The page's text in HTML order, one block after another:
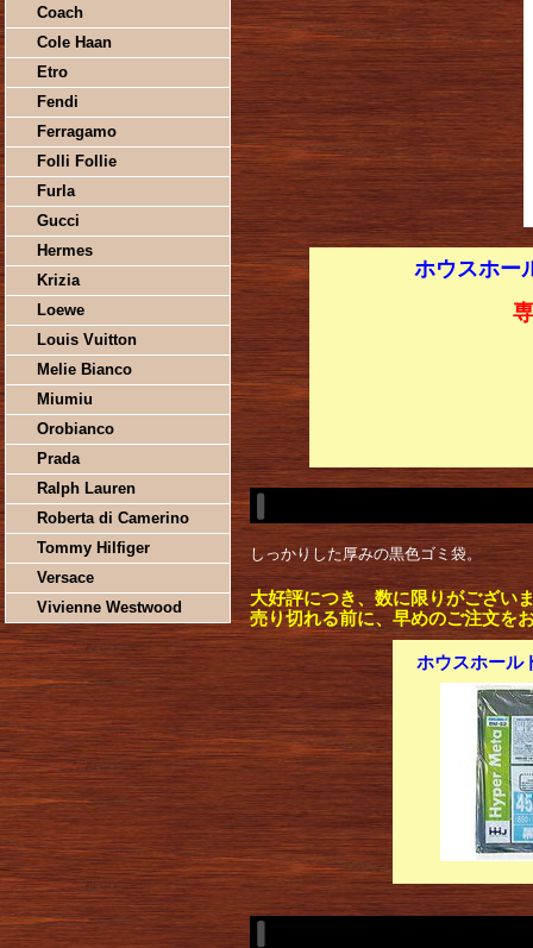
Coach
Cole Haan
Etro
Fendi
Ferragamo
Folli Follie
Furla
Gucci
Hermes
Krizia
Loewe
Louis Vuitton
Melie Bianco
Miumiu
Orobianco
Prada
Ralph Lauren
Roberta di Camerino
Tommy Hilfiger
Versace
Vivienne Westwood
ホウスホー
しっかりした厚みの黒色ゴミ袋。
大好評につき、数に限りがござい
売り切れる前に、早めのご注文を
ホウスホール